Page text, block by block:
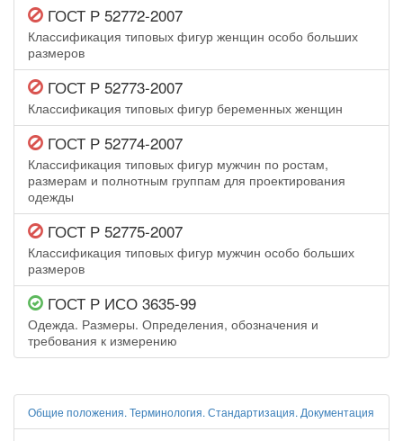
ГОСТ Р 52772-2007
Классификация типовых фигур женщин особо больших
размеров
ГОСТ Р 52773-2007
Классификация типовых фигур беременных женщин
ГОСТ Р 52774-2007
Классификация типовых фигур мужчин по ростам,
размерам и полнотным группам для проектирования
одежды
ГОСТ Р 52775-2007
Классификация типовых фигур мужчин особо больших
размеров
ГОСТ Р ИСО 3635-99
Одежда. Размеры. Определения, обозначения и
требования к измерению
Общие положения. Терминология. Стандартизация. Документация